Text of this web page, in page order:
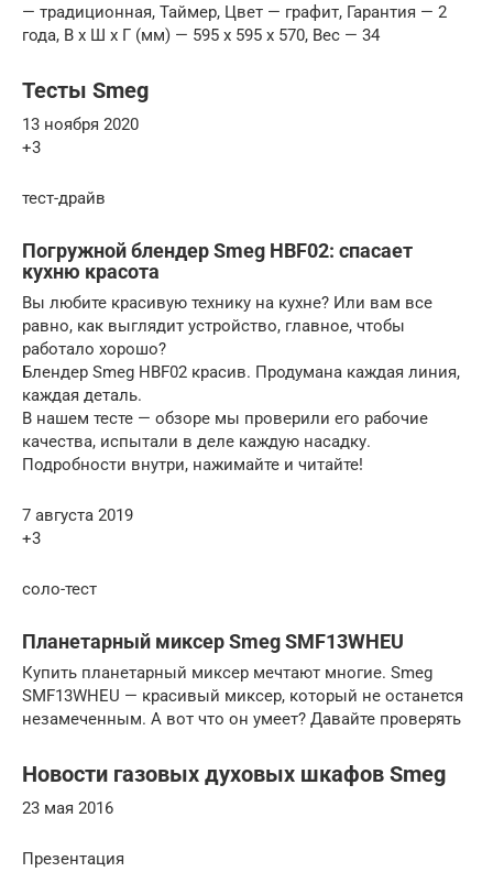
— традиционная, Таймер, Цвет — графит, Гарантия — 2
года, В x Ш x Г (мм) — 595 x 595 x 570, Вес — 34
Тесты Smeg
13 ноября 2020
+3
тест-драйв
Погружной блендер Smeg HBF02: спасает
кухню красота
Вы любите красивую технику на кухне? Или вам все
равно, как выглядит устройство, главное, чтобы
работало хорошо?
Блендер Smeg HBF02 красив. Продумана каждая линия,
каждая деталь.
В нашем тесте — обзоре мы проверили его рабочие
качества, испытали в деле каждую насадку.
Подробности внутри, нажимайте и читайте!
7 августа 2019
+3
соло-тест
Планетарный миксер Smeg SMF13WHEU
Купить планетарный миксер мечтают многие. Smeg
SMF13WHEU — красивый миксер, который не останется
незамеченным. А вот что он умеет? Давайте проверять
Новости газовых духовых шкафов Smeg
23 мая 2016
Презентация